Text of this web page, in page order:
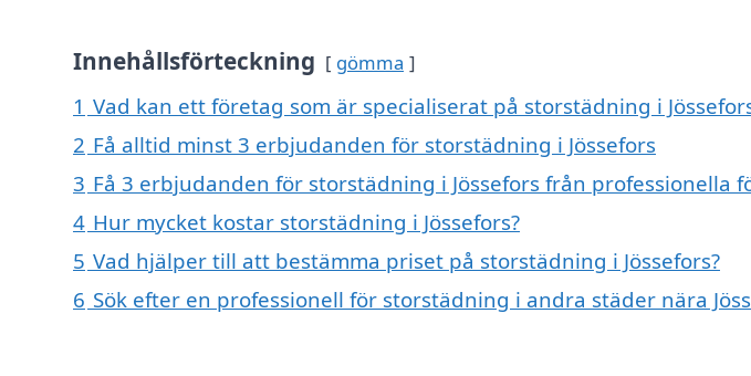
Innehållsförteckning gömma
1 Vad kan ett företag som är specialiserat på storstädning i
2 Få alltid minst 3 erbjudanden för storstädning i Jössefors
3 Få 3 erbjudanden för storstädning i Jössefors från professionella
4 Hur mycket kostar storstädning i Jössefors?
5 Vad hjälper till att bestämma priset på storstädning i Jössefors?
6 Sök efter en professionell för storstädning i andra städer nära